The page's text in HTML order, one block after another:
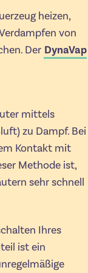
heizen,
von
Der DynaVap
mittels
zu Dampf. Bei
Kontakt mit
Methode ist,
sehr schnell
Ihres
ist ein